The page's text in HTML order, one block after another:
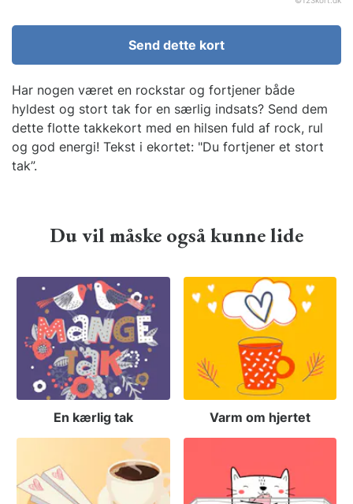
Send dette kort
Har nogen været en rockstar og fortjener både
hyldest og stort tak for en særlig indsats? Send dem
dette flotte takkekort med en hilsen fuld af rock, rul
og god energi! Tekst i ekortet: "Du fortjener et stort
tak”.
Du vil måske også kunne lide
En kærlig tak Varm om hjertet